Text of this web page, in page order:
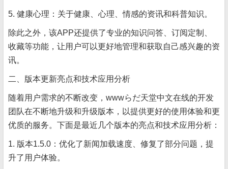
5. 健康心理：关于健康、心理、情感的资讯和科普知识。
除此之外，该APP还提供了专业的知识问答、订阅定制、
收藏等功能，让用户可以更好地管理和获取自己感兴趣的资
讯。
二、版本更新亮点和技术应用分析
随着用户需求的不断改变，wwwらだ天堂中文在线的开发
团队在不断地升级和升级版本，以提供更好的使用体验和更
优质的服务。下面是最近几个版本的亮点和技术应用分析：
1. 版本1.5.0：优化了新闻加载速度、修复了部分问题，提
升了用户体验。